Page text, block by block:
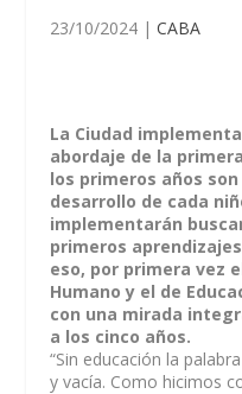
23/10/2024 |CABA
La Ciudad
abordaje de la
los primeros años
desarrollo de cada
implementarán
primeros
eso, por primera vez
Humano y el de
con una mirada
a los cinco años.
“Sin educación la
y vacía. Como hicimos